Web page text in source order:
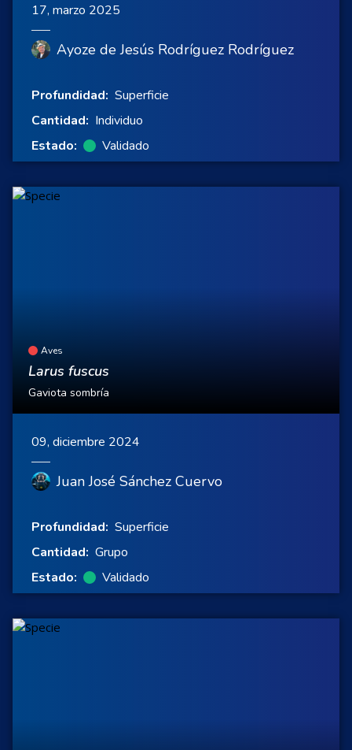
17, marzo 2025
Ayoze de Jesús Rodríguez Rodríguez
Profundidad: Superficie
Cantidad: Individuo
Estado:
Validado
Aves
Larus fuscus
Gaviota sombría
09, diciembre 2024
Juan José Sánchez Cuervo
Profundidad: Superficie
Cantidad: Grupo
Estado:
Validado